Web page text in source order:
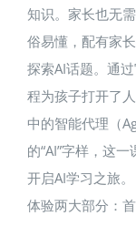
知识。家长也无
俗易懂，配有家
探索AI话题。通
程为孩子打开了
中的智能代理（
的“AI”字样，这
开启AI学习之旅
体验两大部分：